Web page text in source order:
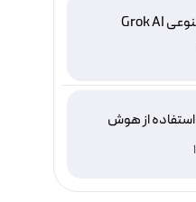
دیپ سیک چیست؟ استفاده از هوش